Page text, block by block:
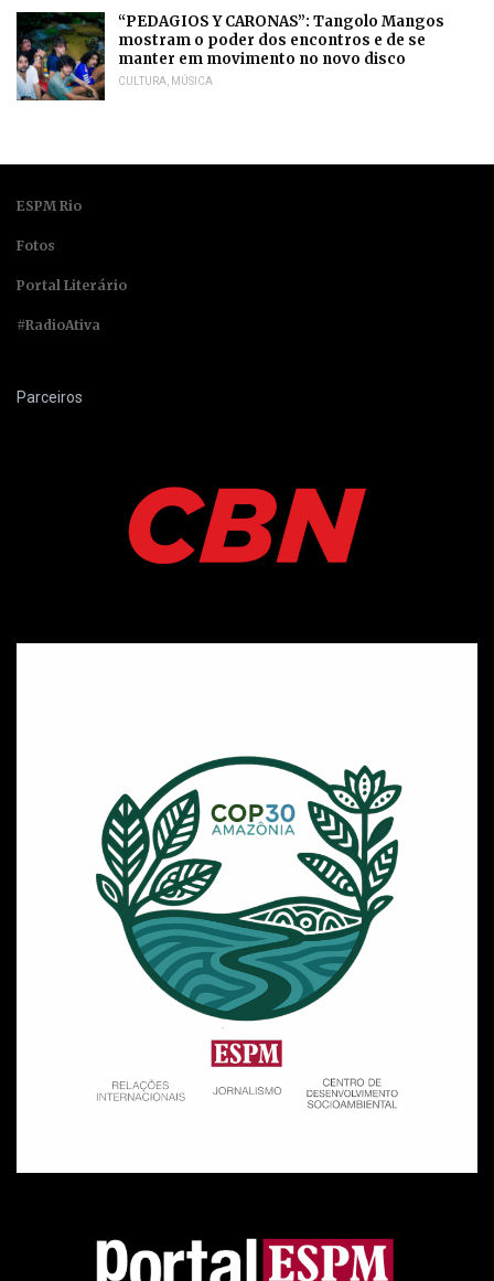
“PEDAGIOS Y CARONAS”: Tangolo Mangos
mostram o poder dos encontros e de se
manter em movimento no novo disco
CULTURA, MÚSICA
ESPM Rio
Fotos
Portal Literário
#RadioAtiva
Parceiros